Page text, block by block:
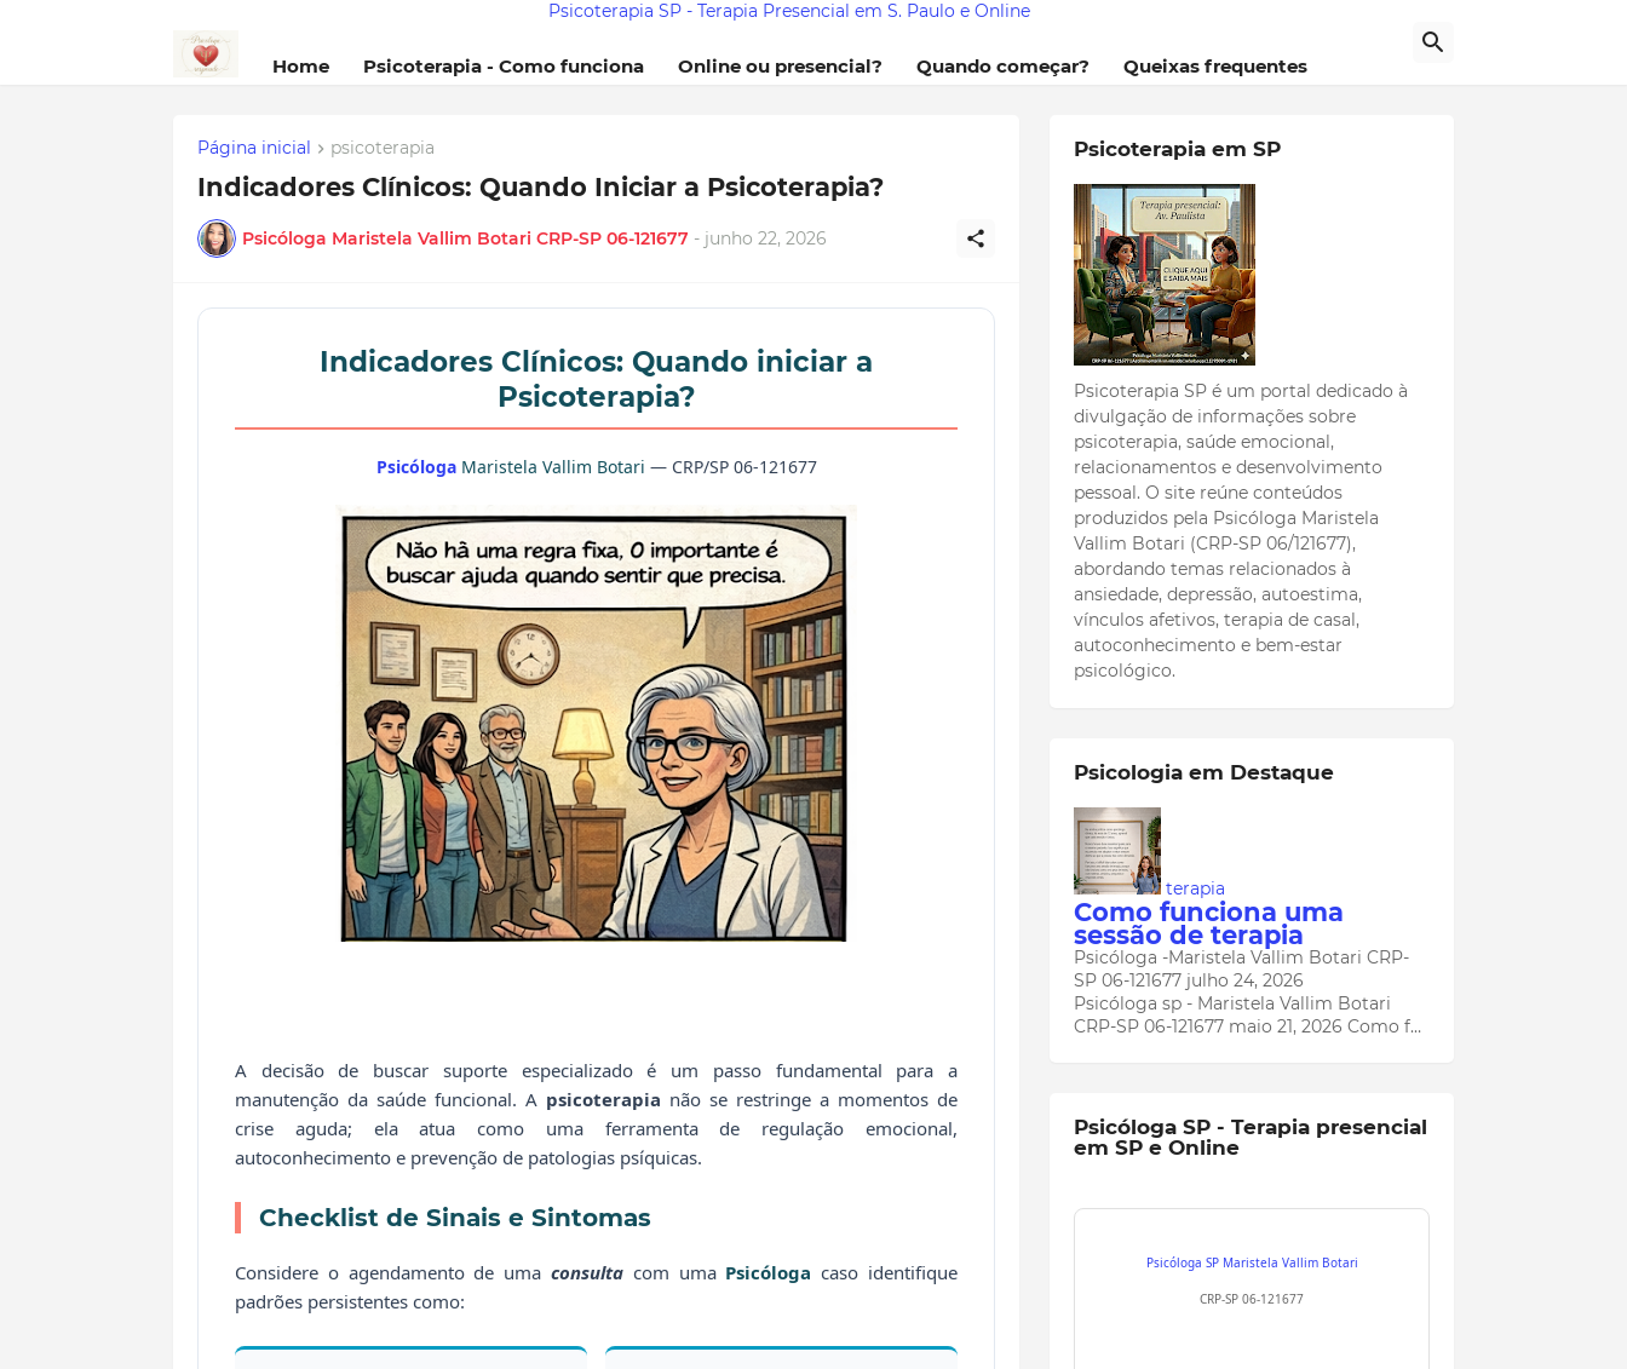
Psicoterapia SP - Terapia Presencial em S. Paulo e Online
Home Psicoterapia - Como funciona Online ou presencial? Quando começar? Queixas frequentes
Página inicial psicoterapia
Indicadores Clínicos: Quando Iniciar a Psicoterapia?
Psicóloga Maristela Vallim Botari CRP-SP 06-121677 - junho 22, 2026
Indicadores Clínicos: Quando iniciar a
Psicoterapia?
Psicóloga Maristela Vallim Botari — CRP/SP 06-121677
A decisão de buscar suporte especializado é um passo fundamental para a
manutenção da saúde funcional. A psicoterapia não se restringe a momentos de
crise aguda; ela atua como uma ferramenta de regulação emocional,
autoconhecimento e prevenção de patologias psíquicas.
Checklist de Sinais e Sintomas
Considere o agendamento de uma consulta com uma Psicóloga caso identifique
padrões persistentes como:
Psicoterapia em SP
Psicoterapia SP é um portal dedicado à
divulgação de informações sobre
psicoterapia, saúde emocional,
relacionamentos e desenvolvimento
pessoal. O site reúne conteúdos
produzidos pela Psicóloga Maristela
Vallim Botari (CRP-SP 06/121677),
abordando temas relacionados à
ansiedade, depressão, autoestima,
vínculos afetivos, terapia de casal,
autoconhecimento e bem-estar
psicológico.
Psicologia em Destaque
terapia
Como funciona uma
sessão de terapia
Psicóloga -Maristela Vallim Botari CRP-
SP 06-121677 julho 24, 2026
Psicóloga sp - Maristela Vallim Botari
CRP-SP 06-121677 maio 21, 2026 Como f…
Psicóloga SP - Terapia presencial
em SP e Online
Psicóloga SP Maristela Vallim Botari
CRP-SP 06-121677